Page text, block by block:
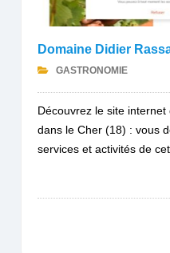
Domaine Didier
GASTRONOMIE
Découvrez le site
dans le Cher (18) : vous
services et activités de